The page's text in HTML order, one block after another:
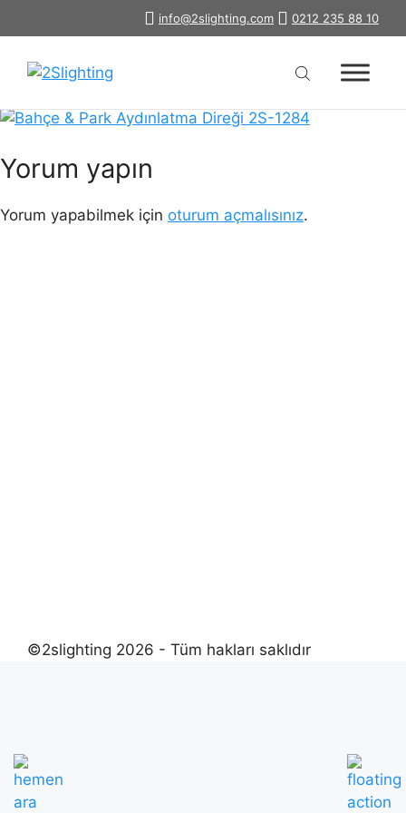
atla
info@2slighting.com 0212 235 88 10
park-bahce-aydinlatma-diregi-
1284
Yorum yapın
Yorum yapabilmek için oturum açmalısınız.
©2slighting 2026 - Tüm hakları saklıdır